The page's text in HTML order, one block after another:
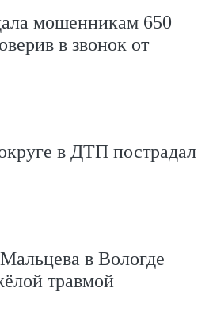
мошенникам 650
в звонок от
в ДТП пострадал
в Вологде
травмой